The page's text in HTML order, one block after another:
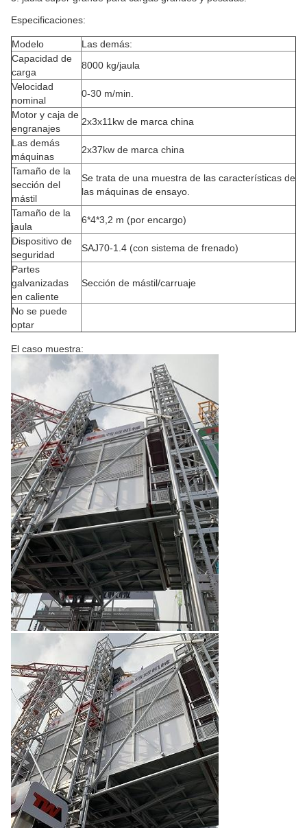
Especificaciones:
Modelo
Las demás:
Capacidad de
carga
8000 kg/jaula
Velocidad
nominal
0-30 m/min.
Motor y caja de
engranajes
2x3x11kw de marca china
Las demás
máquinas
2x37kw de marca china
Tamaño de la
sección del
mástil
Se trata de una muestra de las características de
las máquinas de ensayo.
Tamaño de la
jaula
6*4*3,2 m (por encargo)
Dispositivo de
seguridad
SAJ70-1.4 (con sistema de frenado)
Partes
galvanizadas
en caliente
Sección de mástil/carruaje
No se puede
optar
El caso muestra: